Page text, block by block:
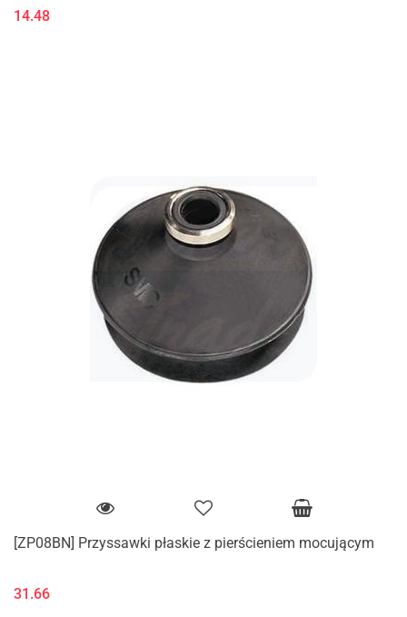
14.48
[ZP08BN] Przyssawki płaskie z pierścieniem mocującym
31.66